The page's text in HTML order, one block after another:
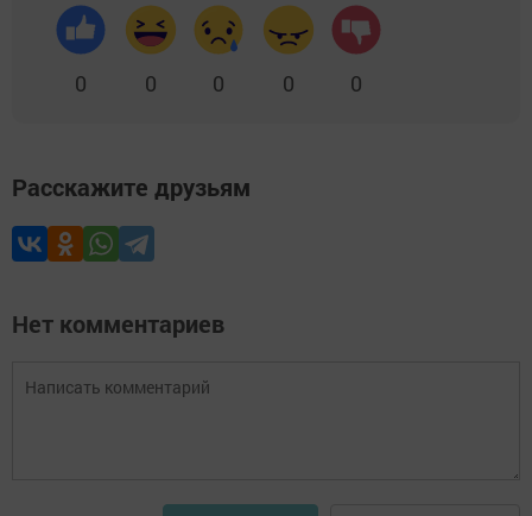
0 0 0 0 0
Расскажите друзьям
Нет комментариев